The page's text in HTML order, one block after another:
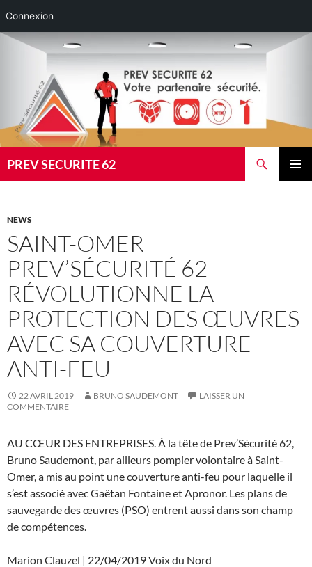
Connexion
Aller
PREV SECURITE 62
NEWS
SAINT-OMER
PREV’SÉCURITÉ 62
RÉVOLUTIONNE LA
PROTECTION DES ŒUVRES
AVEC SA COUVERTURE
ANTI-FEU
22 AVRIL 2019 BRUNO SAUDEMONT
LAISSER UN
COMMENTAIRE
AU CŒUR DES ENTREPRISES. À la tête de Prev’Sécurité 62,
Bruno Saudemont, par ailleurs pompier volontaire à Saint-
Omer, a mis au point une couverture anti-feu pour laquelle il
s’est associé avec Gaëtan Fontaine et Apronor. Les plans de
sauvegarde des œuvres (PSO) entrent aussi dans son champ
de compétences.
Marion Clauzel | 22/04/2019 Voix du Nord